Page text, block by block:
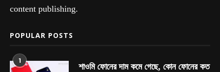
content publishing.
POPULAR POSTS
1
শাওমি ফোনের দাম কমে গেছে, কোন ফোনের কত